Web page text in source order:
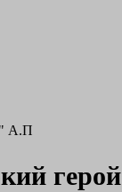
А.П
герой